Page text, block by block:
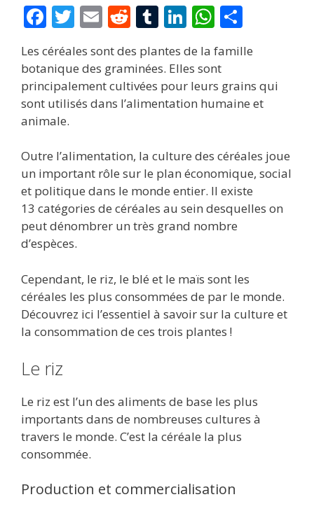
F
ac
e
b
o
o
k
T
w
itt
er
E
m
ai
l
R
e
d
di
t
T
u
m
bl
r
Li
n
k
e
dI
W
h
at
s
A
p
ta
g
er
Les céréales sont des plantes de la famille
botanique des graminées. Elles sont
principalement cultivées pour leurs grains qui
sont utilisés dans l’alimentation humaine et
animale.
Outre l’alimentation, la culture des céréales joue
un important rôle sur le plan économique, social
et politique dans le monde entier. Il existe
13 catégories de céréales au sein desquelles on
peut dénombrer un très grand nombre
d’espèces.
Cependant, le riz, le blé et le maïs sont les
céréales les plus consommées de par le monde.
Découvrez ici l’essentiel à savoir sur la culture et
la consommation de ces trois plantes !
Le riz
Le riz est l’un des aliments de base les plus
importants dans de nombreuses cultures à
travers le monde. C’est la céréale la plus
consommée.
Production et commercialisation